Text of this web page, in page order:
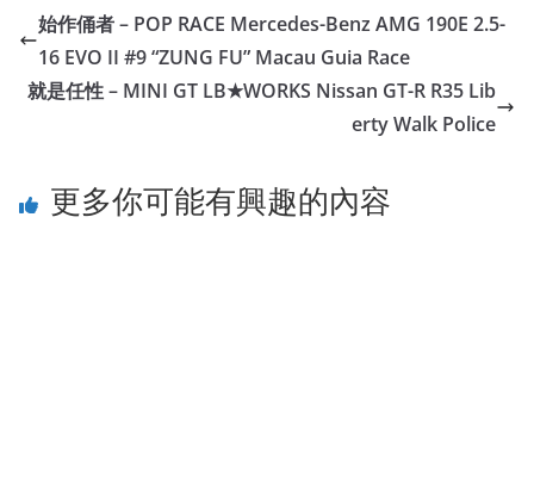
始作俑者 – POP RACE Mercedes-Benz AMG 190E 2.5-
16 EVO II #9 “ZUNG FU” Macau Guia Race
就是任性 – MINI GT LB★WORKS Nissan GT-R R35 Lib
erty Walk Police
更多你可能有興趣的內容